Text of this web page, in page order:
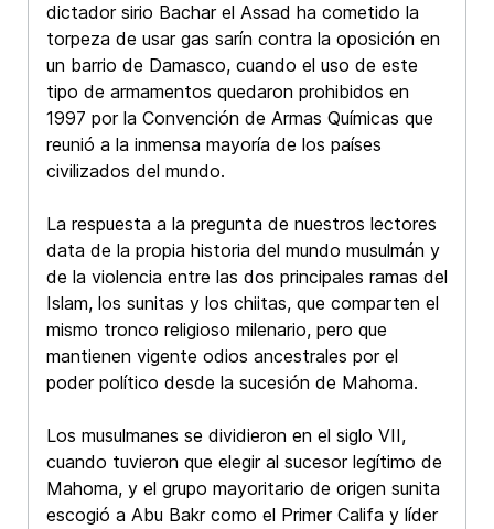
dictador sirio Bachar el Assad ha cometido la
torpeza de usar gas sarín contra la oposición en
un barrio de Damasco, cuando el uso de este
tipo de armamentos quedaron prohibidos en
1997 por la Convención de Armas Químicas que
reunió a la inmensa mayoría de los países
civilizados del mundo.
La respuesta a la pregunta de nuestros lectores
data de la propia historia del mundo musulmán y
de la violencia entre las dos principales ramas del
Islam, los sunitas y los chiitas, que comparten el
mismo tronco religioso milenario, pero que
mantienen vigente odios ancestrales por el
poder político desde la sucesión de Mahoma.
Los musulmanes se dividieron en el siglo VII,
cuando tuvieron que elegir al sucesor legítimo de
Mahoma, y el grupo mayoritario de origen sunita
escogió a Abu Bakr como el Primer Califa y líder